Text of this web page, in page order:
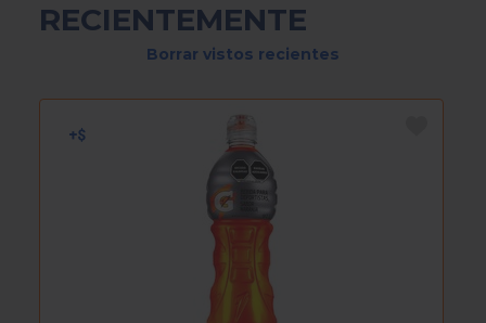
RECIENTEMENTE
Borrar vistos recientes